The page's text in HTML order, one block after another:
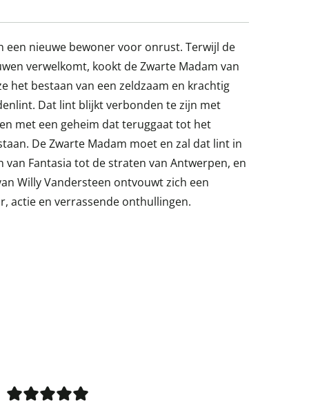
een nieuwe bewoner voor onrust. Terwijl de
verwelkomt, kookt de Zwarte Madam van
het bestaan van een zeldzaam en krachtig
Dat lint blijkt verbonden te zijn met
met een geheim dat teruggaat tot het
De Zwarte Madam moet en zal dat lint in
van Fantasia tot de straten van Antwerpen, en
Willy Vandersteen ontvouwt zich een
actie en verrassende onthullingen.